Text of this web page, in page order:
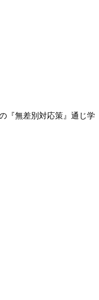
『無差別対応策』通じ学